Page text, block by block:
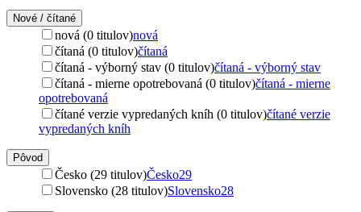
Nové / čítané
nová (0 titulov)nová
čítaná (0 titulov)čítaná
čítaná - výborný stav (0 titulov)čítaná - výborný stav
čítaná - mierne opotrebovaná (0 titulov)čítaná - mierne
opotrebovaná
čítané verzie vypredaných kníh (0 titulov)čítané verzie
vypredaných kníh
Pôvod
Česko (29 titulov)Česko29
Slovensko (28 titulov)Slovensko28